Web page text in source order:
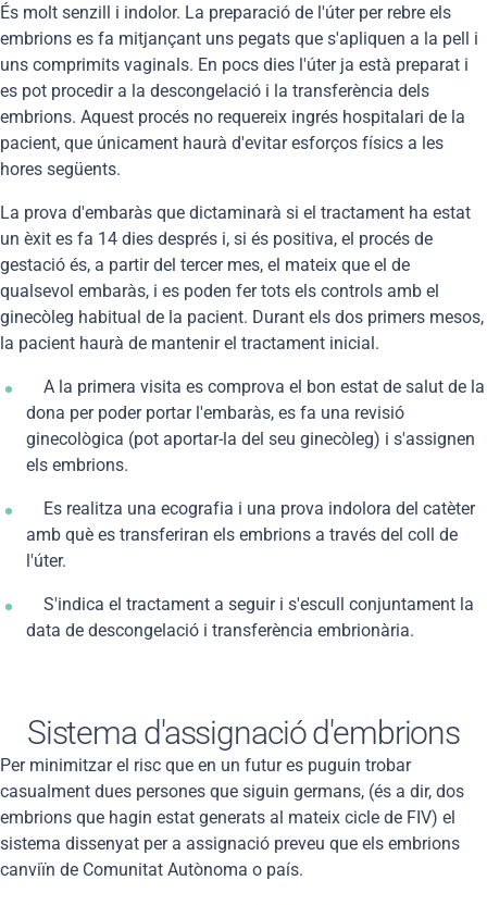
És molt senzill i indolor. La preparació de l'úter per rebre els
embrions es fa mitjançant uns pegats que s'apliquen a la pell i
uns comprimits vaginals. En pocs dies l'úter ja està preparat i
es pot procedir a la descongelació i la transferència dels
embrions. Aquest procés no requereix ingrés hospitalari de la
pacient, que únicament haurà d'evitar esforços físics a les
hores següents.
La prova d'embaràs que dictaminarà si el tractament ha estat
un èxit es fa 14 dies després i, si és positiva, el procés de
gestació és, a partir del tercer mes, el mateix que el de
qualsevol embaràs, i es poden fer tots els controls amb el
ginecòleg habitual de la pacient. Durant els dos primers mesos,
la pacient haurà de mantenir el tractament inicial.
A la primera visita es comprova el bon estat de salut de la
dona per poder portar l'embaràs, es fa una revisió
ginecològica (pot aportar-la del seu ginecòleg) i s'assignen
els embrions.
Es realitza una ecografia i una prova indolora del catèter
amb què es transferiran els embrions a través del coll de
l'úter.
S'indica el tractament a seguir i s'escull conjuntament la
data de descongelació i transferència embrionària.
Sistema d'assignació d'embrions
Per minimitzar el risc que en un futur es puguin trobar
casualment dues persones que siguin germans, (és a dir, dos
embrions que hagin estat generats al mateix cicle de FIV) el
sistema dissenyat per a assignació preveu que els embrions
canviïn de Comunitat Autònoma o país.